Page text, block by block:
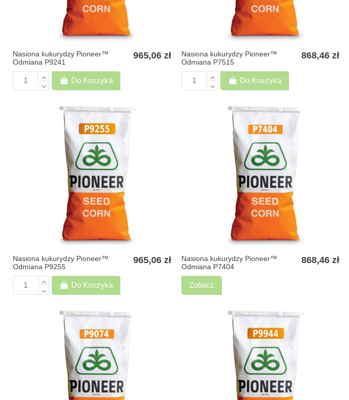
Nasiona kukurydzy Pioneer™
Odmiana P9241
965,06 zł
Do Koszyka
Nasiona kukurydzy Pioneer™
Odmiana P7515
868,46 zł
Do Koszyka
Nasiona kukurydzy Pioneer™
Odmiana P9255
965,06 zł
Do Koszyka
Nasiona kukurydzy Pioneer™
Odmiana P7404
868,46 zł
Zobacz